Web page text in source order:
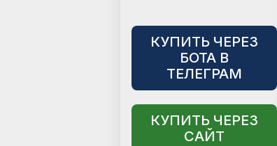
КУПИТЬ ЧЕРЕЗ
БОТА В
ТЕЛЕГРАМ
КУПИТЬ ЧЕРЕЗ
САЙТ